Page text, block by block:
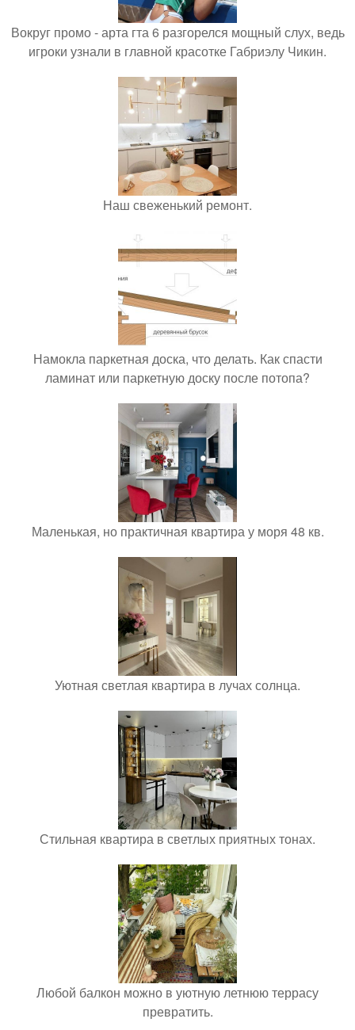
Вокруг промо - арта гта 6 разгорелся мощный слух, ведь
игроки узнали в главной красотке Габриэлу Чикин.
Наш свеженький ремонт.
Намокла паркетная доска, что делать. Как спасти
ламинат или паркетную доску после потопа?
Маленькая, но практичная квартира у моря 48 кв.
Уютная светлая квартира в лучах солнца.
Стильная квартира в светлых приятных тонах.
Любой балкон можно в уютную летнюю террасу
превратить.